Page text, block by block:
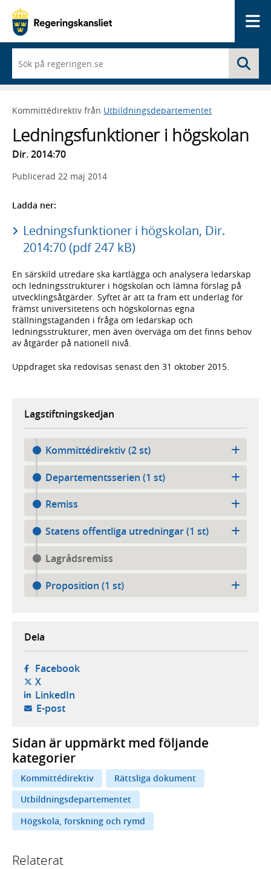
du
börjar
skriva
framträder
lista
med
sökförslag
Kommittédirektiv från Utbildningsdepartementet
Ledningsfunktioner i högskolan
Dir. 2014:70
Publicerad 22 maj 2014
Ladda ner:
Ledningsfunktioner i högskolan, Dir.
2014:70 (pdf 247 kB)
En särskild utredare ska kartlägga och analysera ledarskap
och ledningsstrukturer i högskolan och lämna förslag på
utvecklingsåtgärder. Syftet är att ta fram ett underlag för
främst universitetens och högskolornas egna
ställningstaganden i fråga om ledarskap och
ledningsstrukturer, men även överväga om det finns behov
av åtgärder på nationell nivå.
Uppdraget ska redovisas senast den 31 oktober 2015.
Lagstiftningskedjan
Kommittédirektiv (2 st)
Departementsserien (1 st)
Remiss
Statens offentliga utredningar (1 st)
Lagrådsremiss
Proposition (1 st)
Dela
Facebook- öppnas i ny flik, extern webbplats,
X- öppnas i ny flik, extern webbplats,
LinkedIn- öppnas i ny flik, extern webbplats,
E-post- öppnar din e-postklient,
Sidan är uppmärkt med följande
kategorier
Kommittédirektiv
Rättsliga dokument
Utbildningsdepartementet
Högskola, forskning och rymd
Relaterat